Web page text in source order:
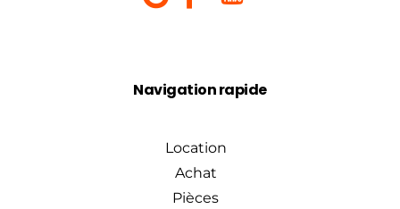
Navigation rapide
Location
Achat
Pièces